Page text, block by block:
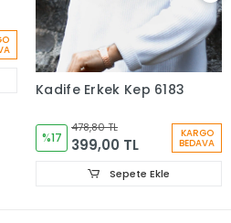
Kadife Erkek Kep 6183
%17
478,80 TL
399,00 TL
KARGO
BEDAVA
Sepete Ekle